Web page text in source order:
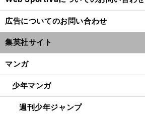
広告についてのお問い合わせ
集英社サイト
マンガ
少年マンガ
週刊少年ジャンプ